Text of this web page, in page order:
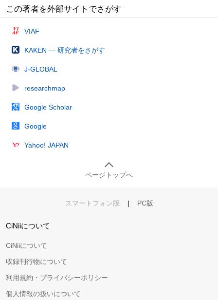
この著者を外部サイトでさがす
VIAF
KAKEN — 研究者をさがす
J-GLOBAL
researchmap
Google Scholar
Google
Yahoo! JAPAN
ページトップへ
スマートフォン版 | PC版
CiNiiについて
CiNiiについて
収録刊行物について
利用規約・プライバシーポリシー
個人情報の扱いについて